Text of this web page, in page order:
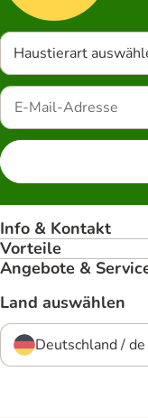
Haustierart
Info & Kontakt
Vorteile
Angebote &
Land auswählen
Deutschland / de